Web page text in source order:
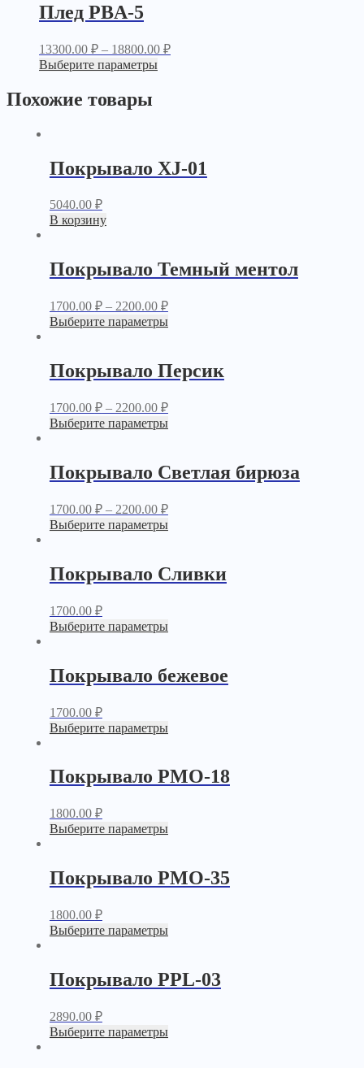
Плед PBA-5
13300.00 ₽ – 18800.00 ₽
Выберите параметры
Похожие товары
Покрывало XJ-01
5040.00 ₽
В корзину
Покрывало Темный ментол
1700.00 ₽– 2200.00 ₽
Выберите параметры
Покрывало Персик
1700.00 ₽– 2200.00 ₽
Выберите параметры
Покрывало Светлая бирюза
1700.00 ₽– 2200.00 ₽
Выберите параметры
Покрывало Сливки
1700.00 ₽
Выберите параметры
Покрывало бежевое
1700.00 ₽
Выберите параметры
Покрывало PМО-18
1800.00 ₽
Выберите параметры
Покрывало PМО-35
1800.00 ₽
Выберите параметры
Покрывало PPL-03
2890.00 ₽
Выберите параметры